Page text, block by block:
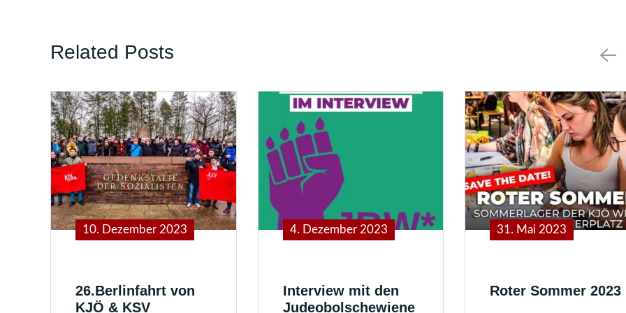
Related Posts
10. Dezember 2023
26.Berlinfahrt von
KJÖ & KSV
4. Dezember 2023
Interview mit den
Judeobolschewiene
31. Mai 2023
Roter Sommer 2023